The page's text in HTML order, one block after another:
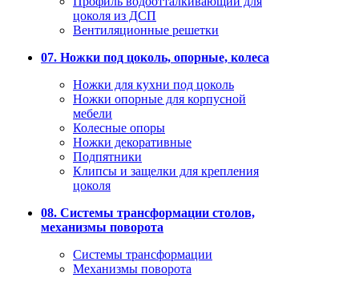
цоколя из ДСП
Вентиляционные решетки
07. Ножки под цоколь, опорные, колеса
Ножки для кухни под цоколь
Ножки опорные для корпусной
мебели
Колесные опоры
Ножки декоративные
Подпятники
Клипсы и защелки для крепления
цоколя
08. Системы трансформации столов,
механизмы поворота
Системы трансформации
Механизмы поворота